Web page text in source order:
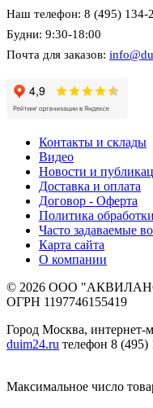
Наш телефон: 8 (495) 134-
Будни: 9:30-18:00
Почта для заказов:
Контакты и склады
Видео
Новости и
Доставка и оплата
Договор - Оферта
Политика
Часто задаваемые
Карта сайта
О компании
© 2026 ООО
ОГРН 1197746155419
Город Москва, интернет-
duim24.ru телефон 8 (495)
Максимальное число